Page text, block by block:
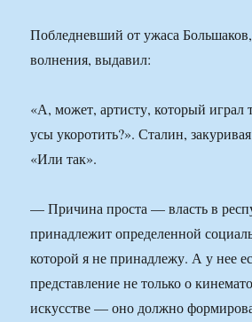
Побледневший от ужаса Большаков,
волнения, выдавил:
«А, может, артисту, который играл
усы укоротить?». Сталин,
«Или так».
— Причина проста — власть в
принадлежит определенной
которой я не принадлежу. А у нее
представление не только о
искусстве — оно должно